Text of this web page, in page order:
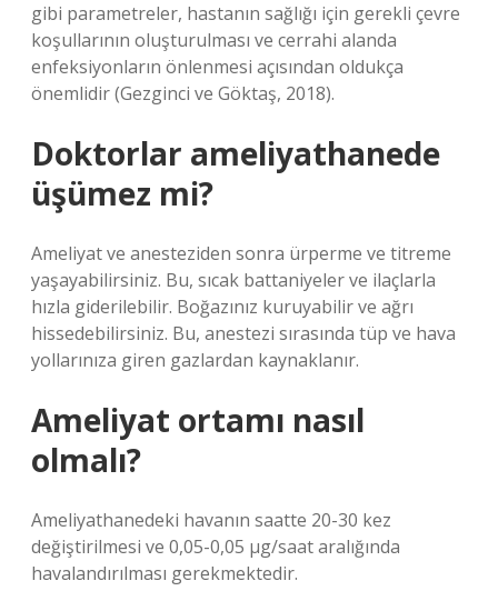
gibi parametreler, hastanın sağlığı için gerekli çevre
koşullarının oluşturulması ve cerrahi alanda
enfeksiyonların önlenmesi açısından oldukça
önemlidir (Gezginci ve Göktaş, 2018).
Doktorlar ameliyathanede
üşümez mi?
Ameliyat ve anesteziden sonra ürperme ve titreme
yaşayabilirsiniz. Bu, sıcak battaniyeler ve ilaçlarla
hızla giderilebilir. Boğazınız kuruyabilir ve ağrı
hissedebilirsiniz. Bu, anestezi sırasında tüp ve hava
yollarınıza giren gazlardan kaynaklanır.
Ameliyat ortamı nasıl
olmalı?
Ameliyathanedeki havanın saatte 20-30 kez
değiştirilmesi ve 0,05-0,05 µg/saat aralığında
havalandırılması gerekmektedir.